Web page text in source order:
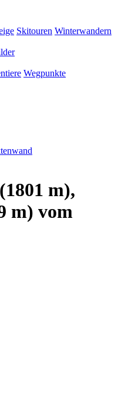
Skitouren Winterwandern
Wegpunkte
m),
m) vom